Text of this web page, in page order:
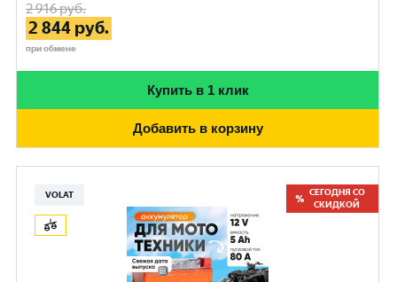
2 916руб.
2 844 руб.
при обмене
Купить в 1 клик
Добавить в корзину
VOLAT
СЕГОДНЯ СО
СКИДКОЙ